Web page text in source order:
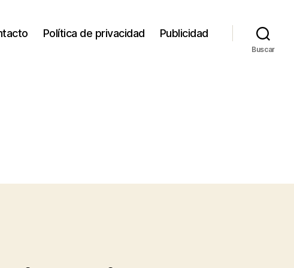
Política de privacidad Publicidad
Buscar